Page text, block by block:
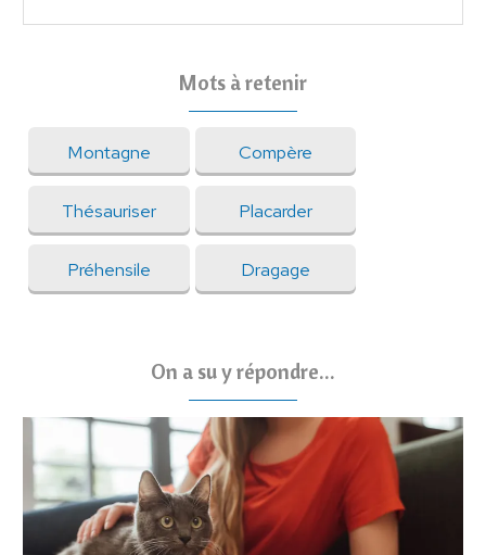
Mots à retenir
Montagne Compère
Thésauriser Placarder
Préhensile Dragage
On a su y répondre...